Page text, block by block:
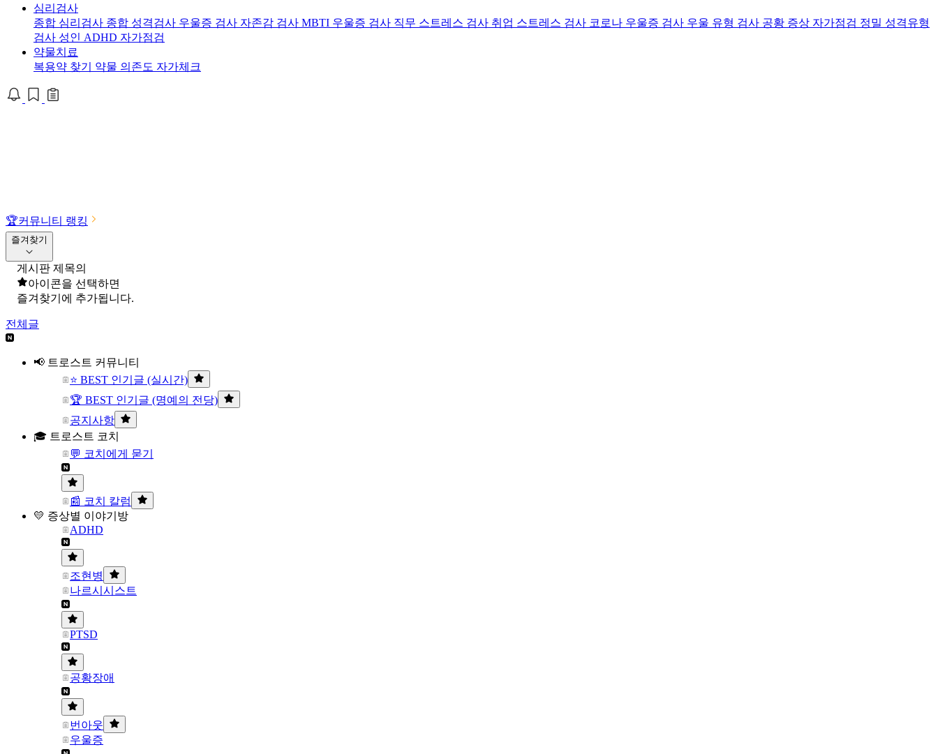
심리검사
종합 심리검사 종합 성격검사 우울증 검사 자존감 검사 MBTI 우울증 검사 직무 스트레스 검사 취업 스트레스 검사 코로나 우울증 검사 우울 유형 검사 공황 증상 자가점검 정밀 성격유형
검사 성인 ADHD 자가점검
약물치료
복용약 찾기 약물 의존도 자가체크
🏆커뮤니티 랭킹
즐겨찾기
게시판 제목의
아이콘을 선택하면
즐겨찾기에 추가됩니다.
전체글
📢 트로스트 커뮤니티
⭐ BEST 인기글 (실시간)
🏆 BEST 인기글 (명예의 전당)
공지사항
🎓 트로스트 코치
💬 코치에게 묻기
📰 코치 칼럼
💛 증상별 이야기방
ADHD
조현병
나르시시스트
PTSD
공황장애
번아웃
우울증